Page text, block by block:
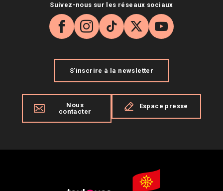
Suivez-nous sur les réseaux sociaux
Facebook
Instagram
TikTok
X YouTube
S'inscrire à la newsletter
Nous
contacter
Espace presse